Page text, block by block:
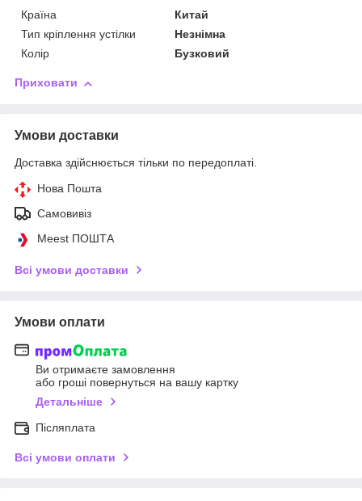
Країна
Китай
Тип кріплення устілки
Незнімна
Колір
Бузковий
Приховати
Умови доставки
Доставка здійснюється тільки по передоплаті.
Нова Пошта
Самовивіз
Meest ПОШТА
Всі умови доставки
Умови оплати
Ви отримаєте замовлення
або гроші повернуться на вашу картку
Детальніше
Післяплата
Всі умови оплати